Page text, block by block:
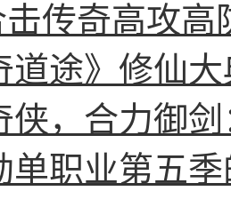
击传奇高攻
道途》修仙
侠，合力御
单职业第五